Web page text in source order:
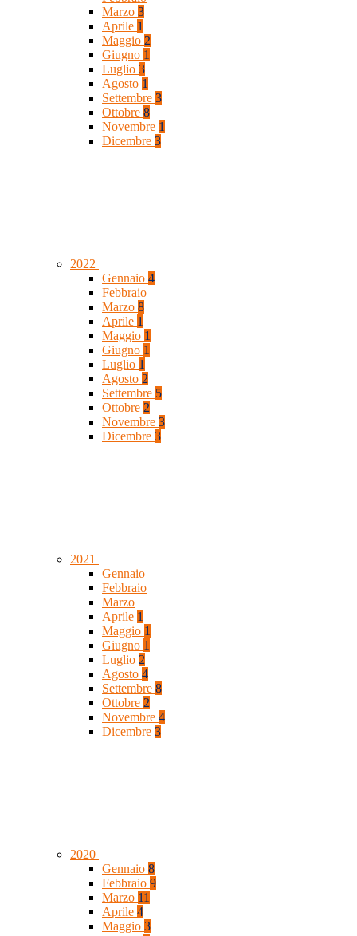
Marzo 3
Aprile 1
Maggio 2
Giugno 1
Luglio 3
Agosto 1
Settembre 3
Ottobre 8
Novembre 1
Dicembre 3
2022
Gennaio 4
Febbraio
Marzo 8
Aprile 1
Maggio 1
Giugno 1
Luglio 1
Agosto 2
Settembre 5
Ottobre 2
Novembre 3
Dicembre 3
2021
Gennaio
Febbraio
Marzo
Aprile 1
Maggio 1
Giugno 1
Luglio 2
Agosto 4
Settembre 8
Ottobre 2
Novembre 4
Dicembre 3
2020
Gennaio 8
Febbraio 9
Marzo 11
Aprile 4
Maggio 3